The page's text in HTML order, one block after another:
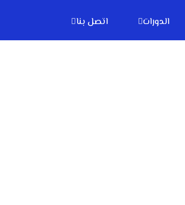
الدورات اتصل بنا